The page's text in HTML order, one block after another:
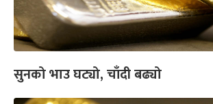
सुनको भाउ घट्यो, चाँदी बढ्यो